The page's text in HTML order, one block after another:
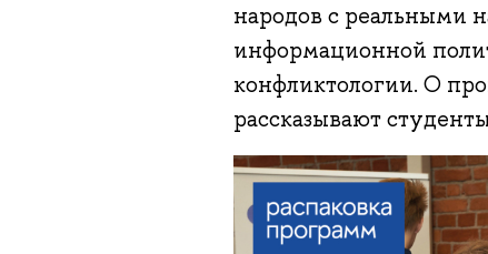
народов с реальными
информационной
конфликтологии. О
рассказывают